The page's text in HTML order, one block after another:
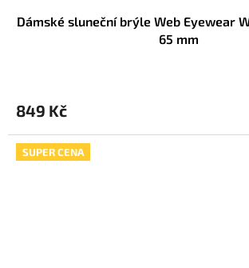
Dámské sluneční brýle Web Eyewear
65 mm
849 Kč
SUPER CENA